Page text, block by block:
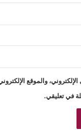
والموقع
في تعليقي.